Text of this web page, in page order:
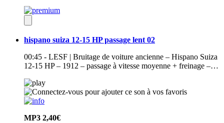
hispano suiza 12-15 HP passage lent 02
00:45 - LESF | Bruitage de voiture ancienne – Hispano Suiza
12-15 HP – 1912 – passage à vitesse moyenne + freinage –…
MP3 2,40€